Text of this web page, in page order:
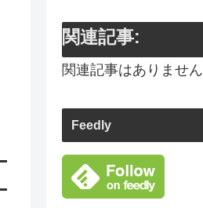
関連記事:
関連記事はありません
Feedly